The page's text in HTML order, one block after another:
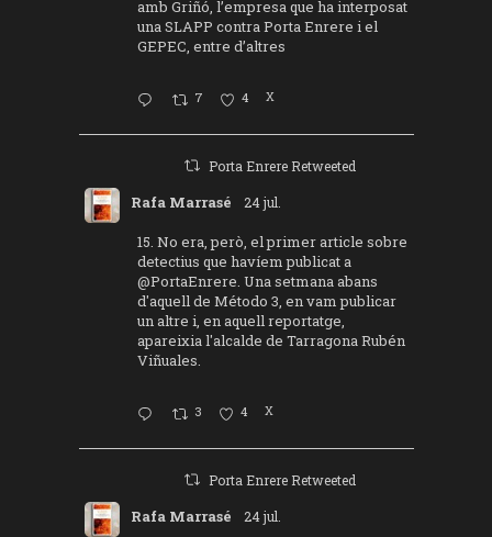
amb Griñó, l’empresa que ha interposat
una SLAPP contra Porta Enrere i el
GEPEC, entre d’altres
7 4 X
Porta Enrere Retweeted
Rafa Marrasé 24 jul.
15. No era, però, el primer article sobre
detectius que havíem publicat a
@PortaEnrere. Una setmana abans
d'aquell de Método 3, en vam publicar
un altre i, en aquell reportatge,
apareixia l'alcalde de Tarragona Rubén
Viñuales.
3 4 X
Porta Enrere Retweeted
Rafa Marrasé 24 jul.